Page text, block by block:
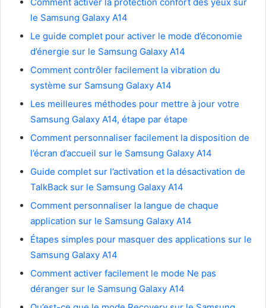
le Samsung Galaxy A14
Le guide complet pour activer le mode d’économie
d’énergie sur le Samsung Galaxy A14
Comment contrôler facilement la vibration du
système sur Samsung Galaxy A14
Les meilleures méthodes pour mettre à jour votre
Samsung Galaxy A14, étape par étape
Comment personnaliser facilement la disposition de
l’écran d’accueil sur le Samsung Galaxy A14
Guide complet sur l’activation et la désactivation de
TalkBack sur le Samsung Galaxy A14
Comment personnaliser la langue de chaque
application sur le Samsung Galaxy A14
Étapes simples pour masquer des applications sur le
Samsung Galaxy A14
Comment activer facilement le mode Ne pas
déranger sur le Samsung Galaxy A14